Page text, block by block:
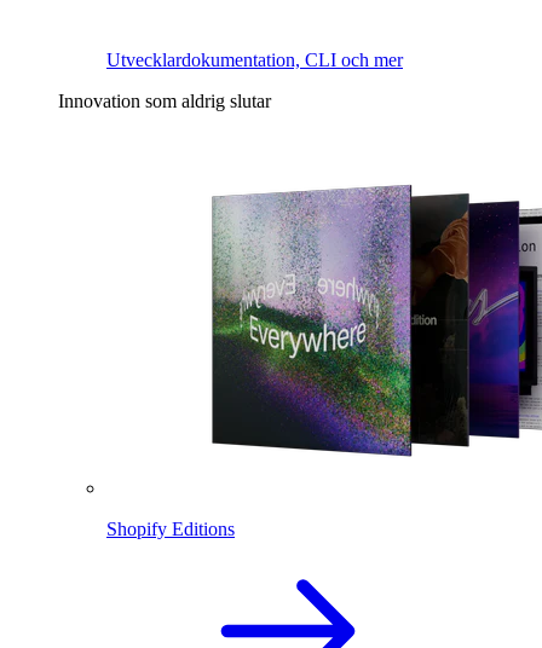
Utvecklardokumentation, CLI och mer
Innovation som aldrig slutar
Shopify Editions